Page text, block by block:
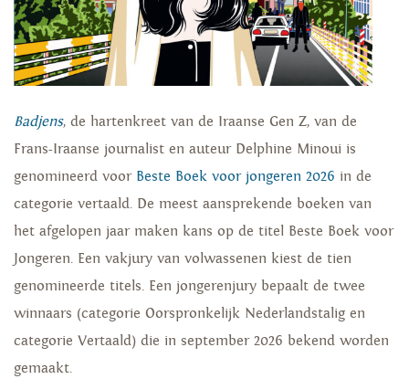
Badjens, de hartenkreet van de Iraanse Gen Z, van de
Frans-Iraanse journalist en auteur Delphine Minoui is
genomineerd voor Beste Boek voor jongeren 2026 in de
categorie vertaald. De meest aansprekende boeken van
het afgelopen jaar maken kans op de titel Beste Boek voor
Jongeren. Een vakjury van volwassenen kiest de tien
genomineerde titels. Een jongerenjury bepaalt de twee
winnaars (categorie Oorspronkelijk Nederlandstalig en
categorie Vertaald) die in september 2026 bekend worden
gemaakt.